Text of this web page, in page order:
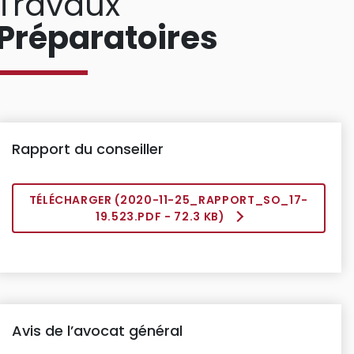
Rapport du conseiller
TÉLÉCHARGER (2020-11-25_RAPPORT_SO_17-
19.523.PDF - 72.3 KB)
Avis de l’avocat général